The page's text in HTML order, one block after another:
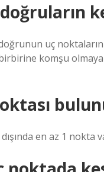
uç
komşu
en az 1 nokta